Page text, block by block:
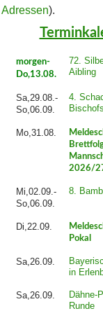
Adressen).
morgen-
Do,13.08.
72.
Aibling
Sa,29.08.-
So,06.09.
4.
Mo,31.08.
2026/
Mi,02.09.-
So,06.09.
8.
Di,22.09.
Pokal
Sa,26.09.
in
Sa,26.09.
Dähne-
Runde